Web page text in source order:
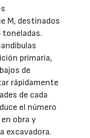
M, destinados
toneladas.
primaria,
de
rápidamente
de cada
el número
obra y
excavadora.